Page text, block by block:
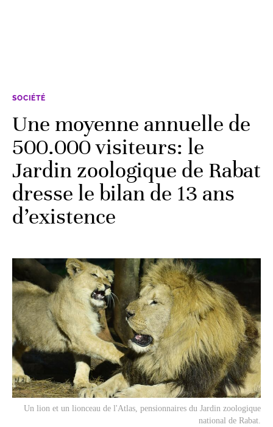
SOCIÉTÉ
Une moyenne annuelle de
500.000 visiteurs: le
Jardin zoologique de Rabat
dresse le bilan de 13 ans
d’existence
Un lion et un lionceau de l'Atlas, pensionnaires du Jardin zoologique
national de Rabat.